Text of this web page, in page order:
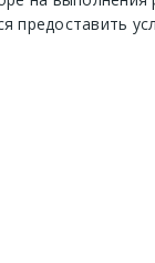
предоставить